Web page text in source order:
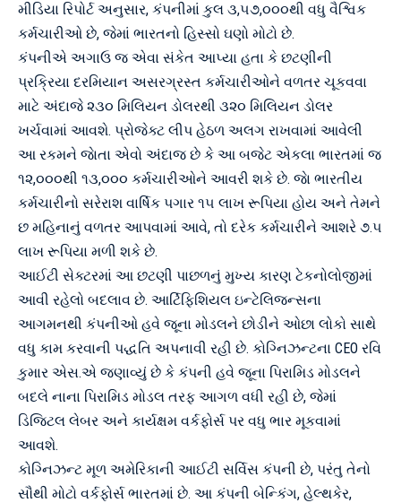
મીડિયા રિપોર્ટ અનુસાર, કંપનીમાં કુલ ૩,૫૭,૦૦૦થી વધુ વૈશ્વિક
કર્મચારીઓ છે, જેમાં ભારતનો હિસ્સો ઘણો મોટો છે.
કંપનીએ અગાઉ જ એવા સંકેત આપ્યા હતા કે છટણીની
પ્રક્રિયા દરમિયાન અસરગ્રસ્ત કર્મચારીઓને વળતર ચૂકવવા
માટે અંદાજે ૨૩૦ મિલિયન ડોલરથી ૩૨૦ મિલિયન ડોલર
ખર્ચવામાં આવશે. પ્રોજેક્ટ લીપ હેઠળ અલગ રાખવામાં આવેલી
આ રકમને જાેતા એવો અંદાજ છે કે આ બજેટ એકલા ભારતમાં જ
૧૨,૦૦૦થી ૧૩,૦૦૦ કર્મચારીઓને આવરી શકે છે. જાે ભારતીય
કર્મચારીનો સરેરાશ વાર્ષિક પગાર ૧૫ લાખ રૂપિયા હોય અને તેમને
છ મહિનાનું વળતર આપવામાં આવે, તો દરેક કર્મચારીને આશરે ૭.૫
લાખ રૂપિયા મળી શકે છે.
આઈટી સેક્ટરમાં આ છટણી પાછળનું મુખ્ય કારણ ટેકનોલોજીમાં
આવી રહેલો બદલાવ છે. આર્ટિફિશિયલ ઇન્ટેલિજન્સના
આગમનથી કંપનીઓ હવે જૂના મોડલને છોડીને ઓછા લોકો સાથે
વધુ કામ કરવાની પદ્ધતિ અપનાવી રહી છે. કોગ્નિઝન્ટના CEO રવિ
કુમાર એસ.એ જણાવ્યું છે કે કંપની હવે જૂના પિરામિડ મોડલને
બદલે નાના પિરામિડ મોડલ તરફ આગળ વધી રહી છે, જેમાં
ડિજિટલ લેબર અને કાર્યક્ષમ વર્કફોર્સ પર વધુ ભાર મૂકવામાં
આવશે.
કોગ્નિઝન્ટ મૂળ અમેરિકાની આઈટી સર્વિસ કંપની છે, પરંતુ તેનો
સૌથી મોટો વર્કફોર્સ ભારતમાં છે. આ કંપની બેન્કિંગ, હેલ્થકેર,